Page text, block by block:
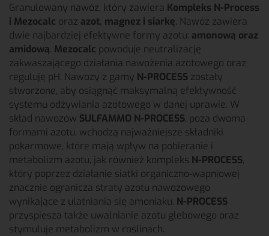
Granulowany nawóz, który zawiera Kompleks N-Process
i Mezocalc oraz azot, magnez i siarkę. Nawóz zawiera
dwie najbardziej efektywne formy azotu: amonową oraz
amidową. Mezocalc powoduje neutralizację
zakwaszającego działania nawożenia azotowego oraz
reguluję pH. Nawozy z gamy N-PROCESS zostały
stworzone, aby osiągnąć maksymalną efektywność
systemu odżywiania azotowego w danej uprawie. W
skład nawozów SULFAMMO N-PROCESS, poza dwoma
formami azotu, wchodzą najważniejsze składniki
pokarmowe, które mają wpływ na pobieranie i
metabolizm azotu, jak również kompleks N-PROCESS,
który poprzez działanie siatki organiczno-wapniowej
znacznie ogranicza straty azotu nawozowego
wynikające z ulatniania się amoniaku. N-PROCESS
przyspiesza także uwalnianie azotu glebowego oraz
stymuluje metabolizm w roślinach.